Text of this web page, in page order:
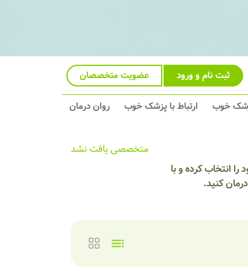
ثبت نام و ورود عضویت متخصصان
خوب ارتباط با پزشک خوب روان درمان
انتخاب کرده و با
کنید.
متخصصی یافت نشد